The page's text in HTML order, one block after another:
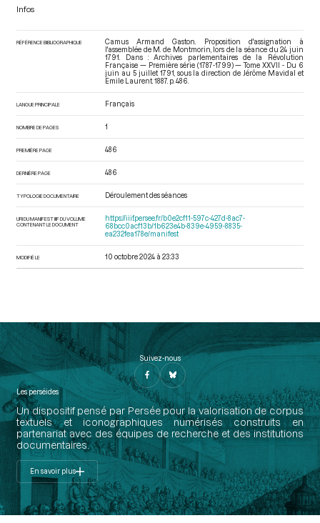
Infos
RÉFÉRENCE BIBLIOGRAPHIQUE
Camus Armand Gaston. Proposition d'assignation à
l'assemblée de M. de Montmorin, lors de la séance du 24 juin
1791. Dans : Archives parlementaires de la Révolution
Française — Première série (1787-1799) — Tome XXVII - Du 6
juin au 5 juillet 1791 , sous la direction de Jérôme Mavidal et
Emile Laurent. 1887. p. 486.
LANGUE PRINCIPALE Français
NOMBRE DE PAGES 1
PREMIÈRE PAGE 486
DERNIÈRE PAGE 486
TYPOLOGIE DOCUMENTAIRE Déroulement des séances
URI DU MANIFEST IIIF DU VOLUME
CONTENANT LE DOCUMENT
https://iiif.persee.fr/b0e2cf11-597c-427d-8ac7-
68bcc0acf13b/1b623e4b-839e-4959-8835-
ea232fea178e/manifest
MODIFIÉ LE 10 octobre 2024 à 23:33
Suivez-nous
Les perséides
Un dispositif pensé par Persée pour la valorisation de corpus
textuels et iconographiques numérisés construits en
partenariat avec des équipes de recherche et des institutions
documentaires.
En savoir plus